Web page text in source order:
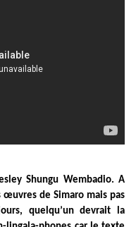
Shungu Wembadio. A
œuvres de Simaro mais pas
quelqu’un devrait la